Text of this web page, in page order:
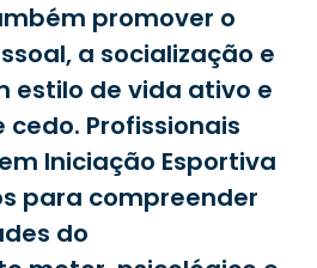
promover o
a socialização e
estilo de vida ativo e
Profissionais
Iniciação Esportiva
para compreender
do